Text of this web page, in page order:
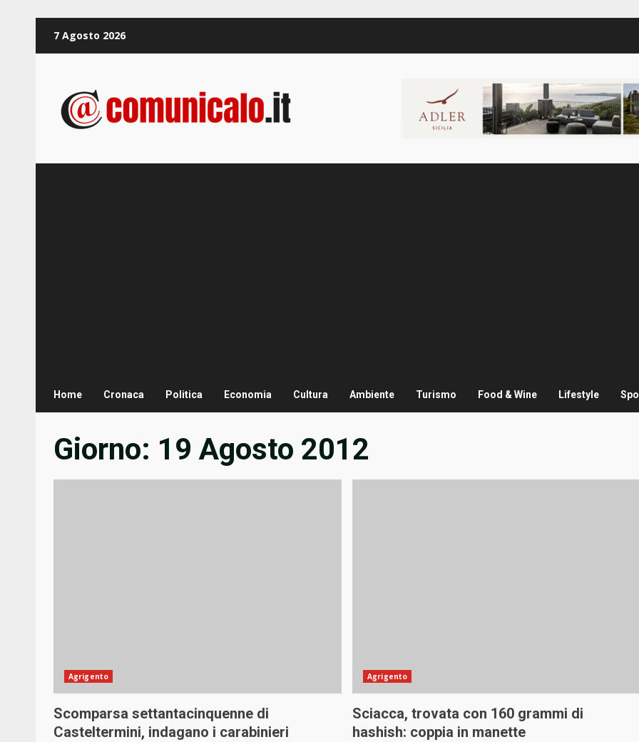
Inhalt7 Agosto 2026
Home Cronaca Politica Economia Cultura Ambiente Turismo Food & Wine Lifestyle
Giorno: 19 Agosto 2012
Agrigento
Scomparsa settantacinquenne di
Casteltermini, indagano i carabinieri
Agrigento
Sciacca, trovata con 160 grammi di
hashish: coppia in manette